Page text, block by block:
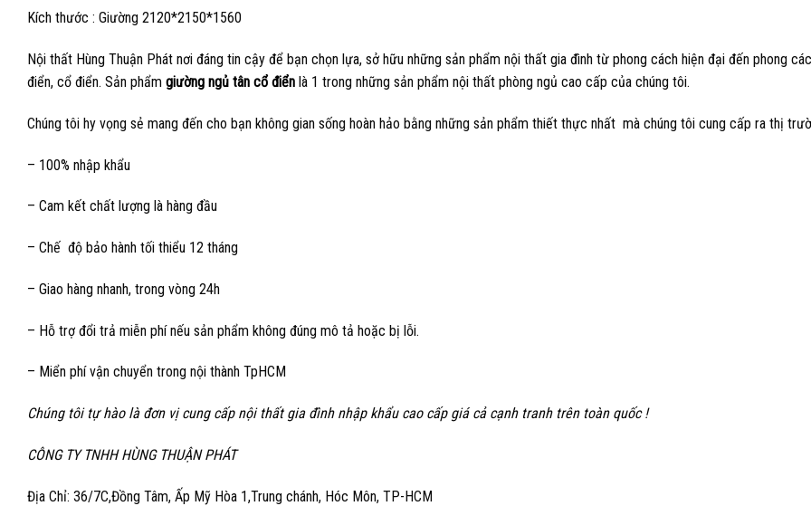
Kích thước : Giường 2120*2150*1560
Nội thất Hùng Thuận Phát nơi đáng tin cậy để bạn chọn lựa, sở hữu những sản phẩm nội thất gia đình từ phong cách hiện đại đến phong
điển, cổ điển. Sản phẩm giường ngủ tân cổ điển là 1 trong những sản phẩm nội thất phòng ngủ cao cấp của chúng tôi.
Chúng tôi hy vọng sẻ mang đến cho bạn không gian sống hoàn hảo bằng những sản phẩm thiết thực nhất mà chúng tôi cung cấp ra thị
– 100% nhập khẩu
– Cam kết chất lượng là hàng đầu
– Chế độ bảo hành tối thiểu 12 tháng
– Giao hàng nhanh, trong vòng 24h
– Hỗ trợ đổi trả miễn phí nếu sản phẩm không đúng mô tả hoặc bị lỗi.
– Miển phí vận chuyển trong nội thành TpHCM
Chúng tôi tự hào là đơn vị cung cấp nội thất gia đình nhập khẩu cao cấp giá cả cạnh tranh trên toàn quốc !
CÔNG TY TNHH HÙNG THUẬN PHÁT
Địa Chỉ: 36/7C,Đồng Tâm, Ấp Mỹ Hòa 1,Trung chánh, Hóc Môn, TP-HCM